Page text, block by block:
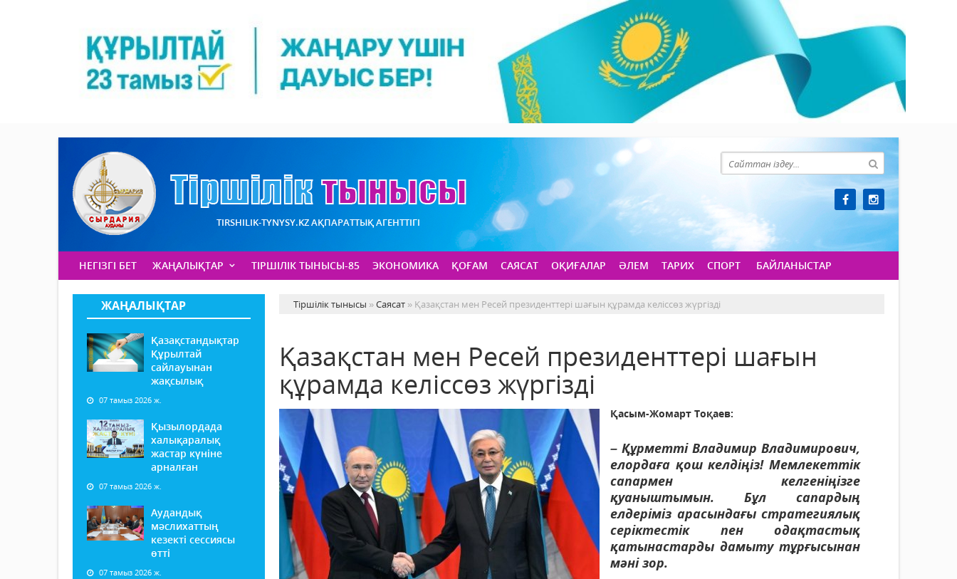
TIRSHILIK-TYNYSY.KZ АҚПАРАТТЫҚ АГЕНТТІГІ
НЕГІЗГІ БЕТ ЖАҢАЛЫҚТАР ТІРШІЛІК ТЫНЫСЫ-85 ЭКОНОМИКА ҚОҒАМ САЯСАТ ОҚИҒАЛАР ӘЛЕМ ТАРИХ СПОРТ БАЙЛАНЫСТАР
ЖАҢАЛЫҚТАР
Қазақстандықтар
Құрылтай
сайлауынан
жақсылық
07 тамыз 2026 ж.
Қызылордада
халықаралық
жастар күніне
арналған
07 тамыз 2026 ж.
Аудандық
мәслихаттың
кезекті сессиясы
өтті
07 тамыз 2026 ж.
Тіршілік тынысы »Саясат » Қазақстан мен Ресей президенттері шағын құрамда келіссөз жүргізді
Қазақстан мен Ресей президенттері шағын
құрамда келіссөз жүргізді
Қасым-Жомарт Тоқаев:
– Құрметті Владимир Владимирович,
елордаға қош келдіңіз! Мемлекеттік
сапармен келгеніңізге
қуаныштымын. Бұл сапардың
елдеріміз арасындағы стратегиялық
серіктестік пен одақтастық
қатынастарды дамыту тұрғысынан
мәні зор.